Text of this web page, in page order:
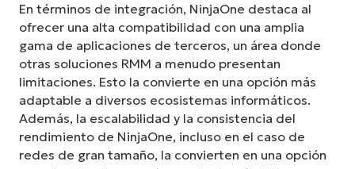
En términos de integración, NinjaOne destaca al
ofrecer una alta compatibilidad con una amplia
gama de aplicaciones de terceros, un área donde
otras soluciones RMM a menudo presentan
limitaciones. Esto la convierte en una opción más
adaptable a diversos ecosistemas informáticos.
Además, la escalabilidad y la consistencia del
rendimiento de NinjaOne, incluso en el caso de
redes de gran tamaño, la convierten en una opción